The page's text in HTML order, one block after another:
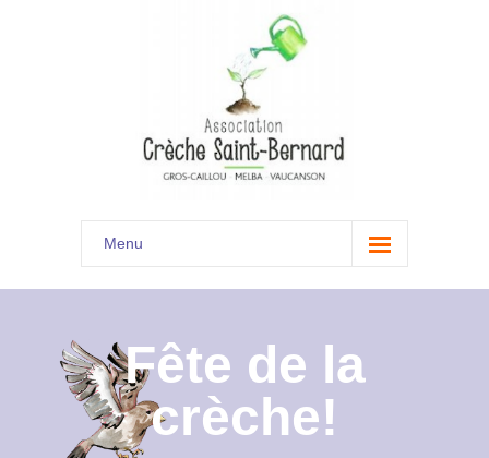
Menu
Accueil
Présentation
Documents
Fête de la
crèche!